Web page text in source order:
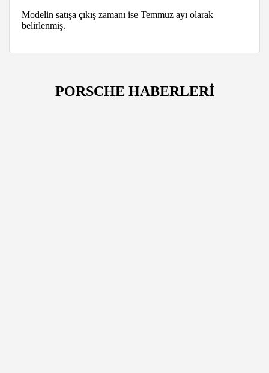
Modelin satışa çıkış zamanı ise Temmuz ayı olarak
belirlenmiş.
PORSCHE HABERLERİ